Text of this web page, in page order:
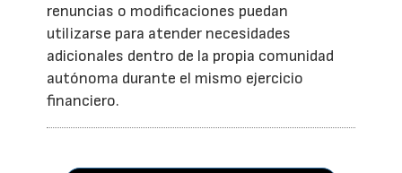
renuncias o modificaciones puedan
utilizarse para atender necesidades
adicionales dentro de la propia comunidad
autónoma durante el mismo ejercicio
financiero.